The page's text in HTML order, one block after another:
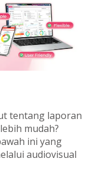
tentang laporan
mudah?
ini yang
audiovisual